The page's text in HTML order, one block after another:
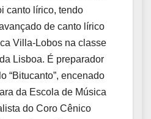
canto lírico, tendo
de canto lírico
Villa-Lobos na classe
Lisboa. É preparador
“Bitucanto”, encenado
da Escola de Música
do Coro Cênico